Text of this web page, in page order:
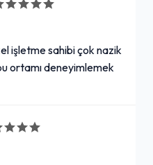
işletme sahibi çok nazik
ortamı deneyimlemek